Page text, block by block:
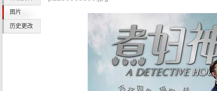
图片
历史更改